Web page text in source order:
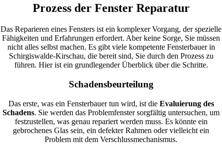
Prozess der Fenster Reparatur
Das Reparieren eines Fensters ist ein komplexer Vorgang, der spezielle
Fähigkeiten und Erfahrungen erfordert. Aber keine Sorge, Sie müssen
nicht alles selbst machen. Es gibt viele kompetente Fensterbauer in
Schirgiswalde-Kirschau, die bereit sind, Sie durch den Prozess zu
führen. Hier ist ein grundlegender Überblick über die Schritte.
Schadensbeurteilung
Das erste, was ein Fensterbauer tun wird, ist die Evaluierung des
Schadens. Sie werden das Problemfenster sorgfältig untersuchen, um
festzustellen, was genau repariert werden muss. Es könnte ein
gebrochenes Glas sein, ein defekter Rahmen oder vielleicht ein
Problem mit dem Verschlussmechanismus.